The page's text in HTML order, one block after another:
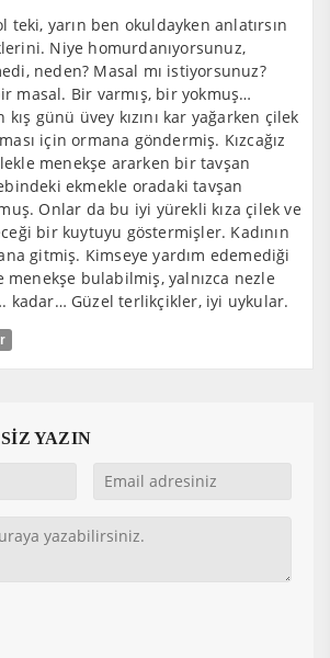
teki, yarın ben okuldayken anlatırsın
Niye homurdanıyorsunuz,
neden? Masal mı istiyorsunuz?
masal. Bir varmış, bir yokmuş…
kış günü üvey kızını kar yağarken çilek
için ormana göndermiş. Kızcağız
menekşe ararken bir tavşan
ekmekle oradaki tavşan
Onlar da bu iyi yürekli kıza çilek ve
bir kuytuyu göstermişler. Kadının
gitmiş. Kimseye yardım edemediği
bulabilmiş, yalnızca nezle
kadar… Güzel terlikçikler, iyi uykular.
YAZIN